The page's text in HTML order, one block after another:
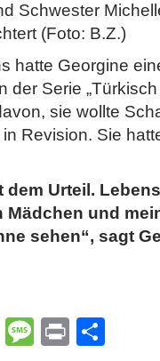
Schwester
(Foto: B.Z.)
hatte Georgine
der Serie
sie wollte
Revision. Sie
dem Urteil.
Mädchen und
sehen“, sagt
EmailMessage
Print